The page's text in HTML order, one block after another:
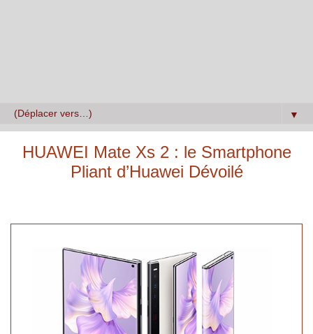
▼
HUAWEI Mate Xs 2 : le Smartphone
Pliant d’Huawei Dévoilé